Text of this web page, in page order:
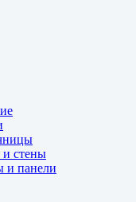
стены
и панели